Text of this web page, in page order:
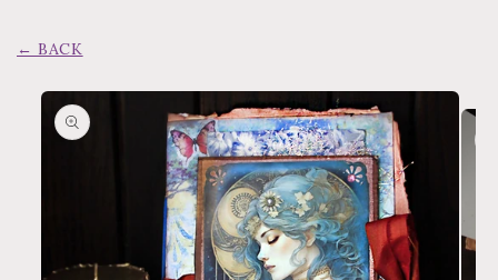
← BACK
Passa alle
informazioni
sul prodotto